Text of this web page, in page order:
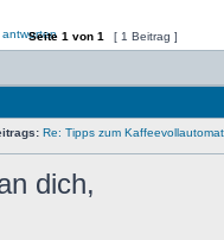
Seite 1 von 1 [ 1 Beitrag ]
Re: Tipps zum
dich,